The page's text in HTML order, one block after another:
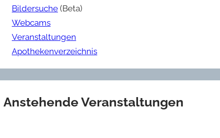
Bildersuche (Beta)
Webcams
Veranstaltungen
Apothekenverzeichnis
Anstehende Veranstaltungen